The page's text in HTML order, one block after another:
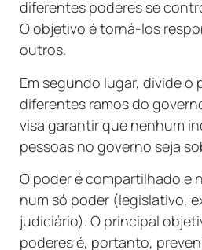
diferentes poderes se
O objetivo é torná-los
outros.
Em segundo lugar, divide o
diferentes ramos do
visa garantir que nenhum
pessoas no governo seja
O poder é compartilhado e
num só poder (legislativo,
judiciário). O principal
poderes é, portanto,